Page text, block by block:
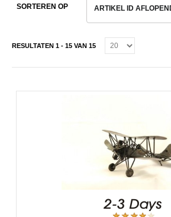
SORTEREN OP ARTIKEL ID
RESULTATEN 1 - 15 VAN 15